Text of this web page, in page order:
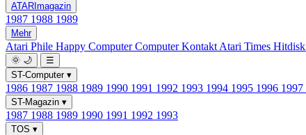
ATARImagazin
1987 1988 1989
Mehr
Atari Phile Happy ComputerComputer Kontakt Atari Times Hitdisk
🌞 🌙
☰
ST-Computer ▾
1986 1987 1988 1989 1990 1991 1992 1993 1994 1995 1996 1997
ST-Magazin ▾
1987 1988 1989 1990 1991 1992 1993
TOS ▾